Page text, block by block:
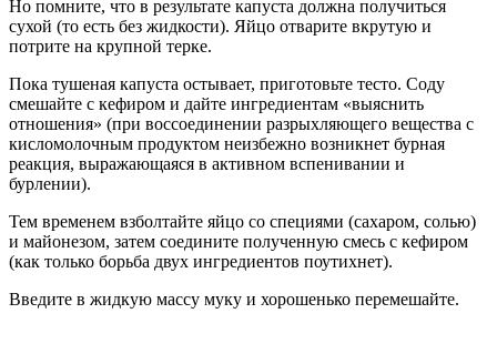
Но помните, что в результате капуста должна получиться
сухой (то есть без жидкости). Яйцо отварите вкрутую и
потрите на крупной терке.
Пока тушеная капуста остывает, приготовьте тесто. Соду
смешайте с кефиром и дайте ингредиентам «выяснить
отношения» (при воссоединении разрыхляющего вещества с
кисломолочным продуктом неизбежно возникнет бурная
реакция, выражающаяся в активном вспенивании и
бурлении).
Тем временем взболтайте яйцо со специями (сахаром, солью)
и майонезом, затем соедините полученную смесь с кефиром
(как только борьба двух ингредиентов поутихнет).
Введите в жидкую массу муку и хорошенько перемешайте.